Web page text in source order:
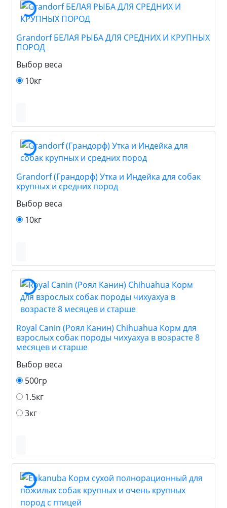
Grandorf БЕЛАЯ РЫБА ДЛЯ СРЕДНИХ И КРУПНЫХ
ПОРОД
Выбор веса
10кг
Grandorf (Грандорф) Утка и Индейка для собак
крупных и средних пород
Выбор веса
10кг
Royal Canin (Роял Канин) Chihuahua Корм для
взрослых собак породы чихуахуа в возрасте 8
месяцев и старше
Выбор веса
500гр
1.5кг
3кг